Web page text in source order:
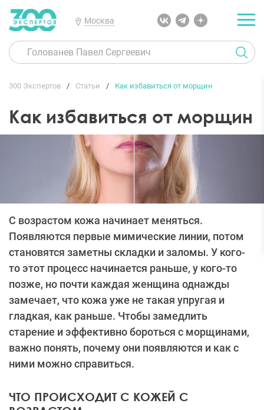
Москва
300 Экспертов Статьи Как избавиться от морщин
Как избавиться от морщин
С возрастом кожа начинает меняться.
Появляются первые мимические линии, потом
становятся заметны складки и заломы. У кого-
то этот процесс начинается раньше, у кого-то
позже, но почти каждая женщина однажды
замечает, что кожа уже не такая упругая и
гладкая, как раньше. Чтобы замедлить
старение и эффективно бороться с морщинами,
важно понять, почему они появляются и как с
ними можно справиться.
ЧТО ПРОИСХОДИТ С КОЖЕЙ С